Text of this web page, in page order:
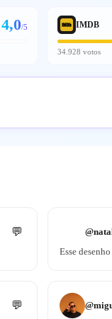
4,0/5 IMDB
34.928 votos
💬 @
Esse
💬 @